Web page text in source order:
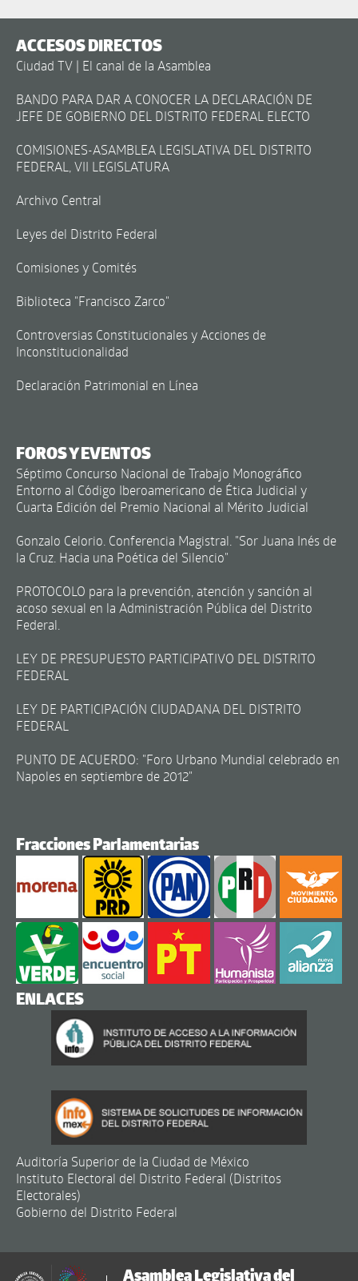
ACCESOS DIRECTOS
Ciudad TV | El canal de la Asamblea
BANDO PARA DAR A CONOCER LA DECLARACIÓN DE
JEFE DE GOBIERNO DEL DISTRITO FEDERAL ELECTO
COMISIONES-ASAMBLEA LEGISLATIVA DEL DISTRITO
FEDERAL, VII LEGISLATURA
Archivo Central
Leyes del Distrito Federal
Comisiones y Comités
Biblioteca "Francisco Zarco"
Controversias Constitucionales y Acciones de
Inconstitucionalidad
Declaración Patrimonial en Línea
FOROS Y EVENTOS
Séptimo Concurso Nacional de Trabajo Monográfico
Entorno al Código Iberoamericano de Ética Judicial y
Cuarta Edición del Premio Nacional al Mérito Judicial
Gonzalo Celorio. Conferencia Magistral. "Sor Juana Inés de
la Cruz. Hacia una Poética del Silencio"
PROTOCOLO para la prevención, atención y sanción al
acoso sexual en la Administración Pública del Distrito
Federal.
LEY DE PRESUPUESTO PARTICIPATIVO DEL DISTRITO
FEDERAL
LEY DE PARTICIPACIÓN CIUDADANA DEL DISTRITO
FEDERAL
PUNTO DE ACUERDO: "Foro Urbano Mundial celebrado en
Napoles en septiembre de 2012"
Fracciones Parlamentarias
ENLACES
Auditoría Superior de la Ciudad de México
Instituto Electoral del Distrito Federal (Distritos
Electorales)
Gobierno del Distrito Federal
Asamblea Legislativa del